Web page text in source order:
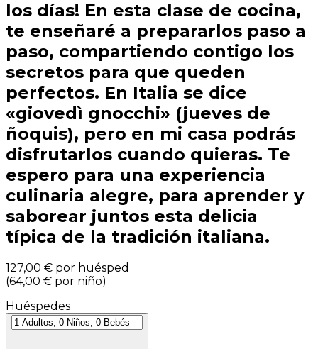
los días! En esta clase de cocina,
te enseñaré a prepararlos paso a
paso, compartiendo contigo los
secretos para que queden
perfectos. En Italia se dice
«giovedì gnocchi» (jueves de
ñoquis), pero en mi casa podrás
disfrutarlos cuando quieras. Te
espero para una experiencia
culinaria alegre, para aprender y
saborear juntos esta delicia
típica de la tradición italiana.
127,00 € por huésped
(64,00 € por niño)
Huéspedes